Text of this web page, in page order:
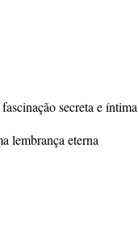
secreta e íntima
lembrança eterna